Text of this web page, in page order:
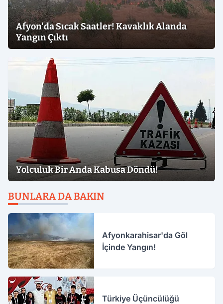
Afyon'da Sıcak Saatler! Kavaklık Alanda
Yangın Çıktı
Yolculuk Bir Anda Kabusa Döndü!
BUNLARA DA BAKIN
Afyonkarahisar'da Göl
İçinde Yangın!
Türkiye Üçüncülüğü